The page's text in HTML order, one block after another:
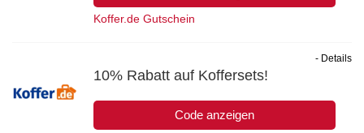
Koffer.de Gutschein
10% Rabatt auf Koffersets!
Code anzeigen
- Details